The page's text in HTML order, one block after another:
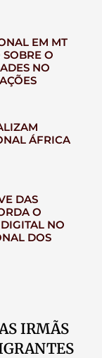
EM MT
O
NO
ÁFRICA
DAS
O
NO
DOS
IRMÃS